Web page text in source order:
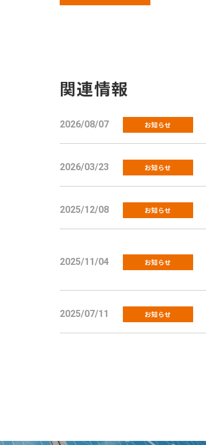
関連情報
2026/08/07 お知らせ
2026/03/23 お知らせ
2025/12/08 お知らせ
2025/11/04 お知らせ
2025/07/11 お知らせ